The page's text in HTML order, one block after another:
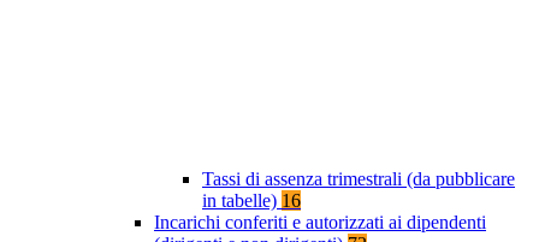
Tassi di assenza trimestrali (da pubblicare
in tabelle) 16
Incarichi conferiti e autorizzati ai dipendenti